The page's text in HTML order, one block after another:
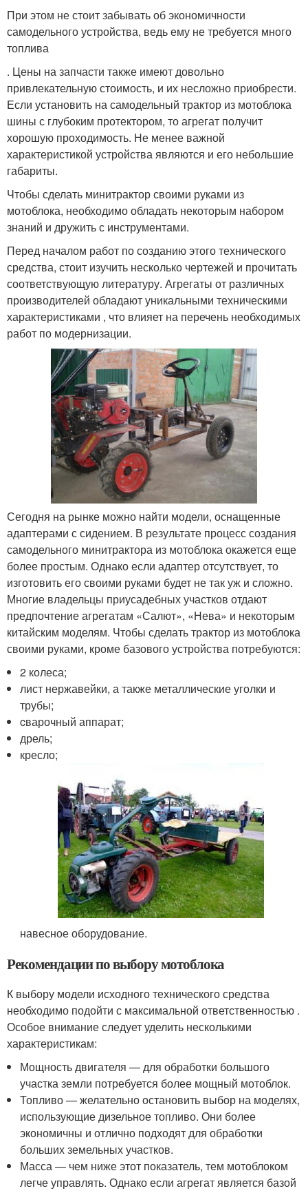
При этом не стоит забывать об экономичности
самодельного устройства, ведь ему не требуется много
топлива
. Цены на запчасти также имеют довольно
привлекательную стоимость, и их несложно приобрести.
Если установить на самодельный трактор из мотоблока
шины с глубоким протектором, то агрегат получит
хорошую проходимость. Не менее важной
характеристикой устройства являются и его небольшие
габариты.
Чтобы сделать минитрактор своими руками из
мотоблока, необходимо обладать некоторым набором
знаний и дружить с инструментами.
Перед началом работ по созданию этого технического
средства, стоит изучить несколько чертежей и прочитать
соответствующую литературу. Агрегаты от различных
производителей обладают уникальными техническими
характеристиками , что влияет на перечень необходимых
работ по модернизации.
Сегодня на рынке можно найти модели, оснащенные
адаптерами с сидением. В результате процесс создания
самодельного минитрактора из мотоблока окажется еще
более простым. Однако если адаптер отсутствует, то
изготовить его своими руками будет не так уж и сложно.
Многие владельцы приусадебных участков отдают
предпочтение агрегатам «Салют», «Нева» и некоторым
китайским моделям. Чтобы сделать трактор из мотоблока
своими руками, кроме базового устройства потребуются:
2 колеса;
лист нержавейки, а также металлические уголки и
трубы;
cварочный аппарат;
дрель;
кресло;
навесное оборудование.
Рекомендации по выбору мотоблока
К выбору модели исходного технического средства
необходимо подойти с максимальной ответственностью .
Особое внимание следует уделить несколькими
характеристикам:
Мощность двигателя — для обработки большого
участка земли потребуется более мощный мотоблок.
Топливо — желательно остановить выбор на моделях,
использующие дизельное топливо. Они более
экономичны и отлично подходят для обработки
больших земельных участков.
Масса — чем ниже этот показатель, тем мотоблоком
легче управлять. Однако если агрегат является базой